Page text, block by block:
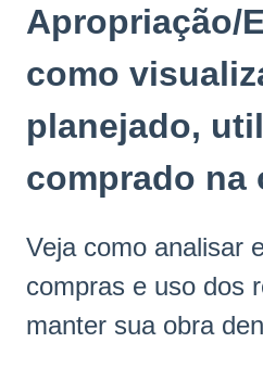
Apropriação/
como
planejado,
comprado na
Veja como analisar
compras e uso dos
manter sua obra